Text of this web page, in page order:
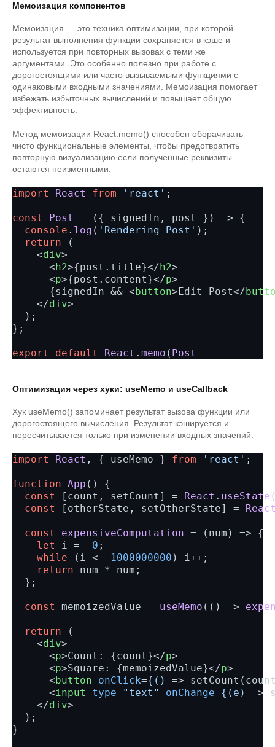
Мемоизация компонентов
Мемоизация — это техника оптимизации, при которой
результат выполнения функции сохраняется в кэше и
используется при повторных вызовах с теми же
аргументами. Это особенно полезно при работе с
дорогостоящими или часто вызываемыми функциями с
одинаковыми входными значениями. Мемоизация помогает
избежать избыточных вычислений и повышает общую
эффективность.
Метод мемоизации React.memo() способен оборачивать
чисто функциональные элементы, чтобы предотвратить
повторную визуализацию если полученные реквизиты
остаются неизменными.
import React from 'react' ;
const Post = ( { signedIn, post } ) => {
console . log ( 'Rendering Post' );
return (
<div>
<h2>{post.title}</h2>
<p>{post.content}</p>
      {signedIn &&
<button>Edit Post</
</div>
  );
};
export default React . memo ( Post
Оптимизация через хуки: useMemo и useCallback
Хук useMemo() запоминает результат вызова функции или
дорогостоящего вычисления. Результат кэшируется и
пересчитывается только при изменении входных значений.
import React , { useMemo } from 'react' ;
function App () {
const
[count, setCount] = React . useState
const
[otherState, setOtherState] =
const expensiveComputation = ( num ) => {
let
i = 0 ;
while (i < 1000000000 ) i++;
return num * num;
  };
const memoizedValue = useMemo ( () =>
return (
<div>
<p>Count: {count}</p>
<p>Square: {memoizedValue}</p>
<button onClick={() =>
<input type="text" onChange={(e) =>
</div>
  );
}